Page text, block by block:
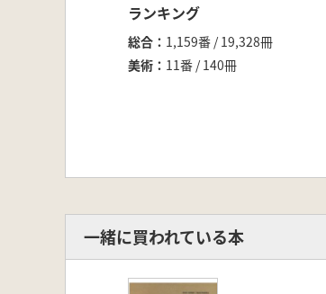
ランキング
総合
1,159番 / 19,328冊
美術
11番 / 140冊
一緒に買われている本